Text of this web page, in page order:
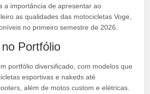
a importância de apresentar ao
as qualidades das motocicletas Voge,
no primeiro semestre de 2026.
Portfólio
portfólio diversificado, com modelos que
esportivas e nakeds até
além de motos custom e elétricas.